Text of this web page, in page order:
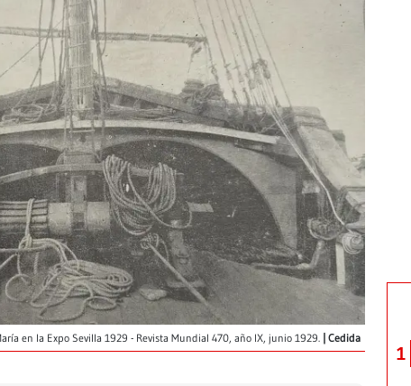
en la Expo Sevilla 1929 - Revista Mundial 470, año IX, junio 1929. Cedida
1